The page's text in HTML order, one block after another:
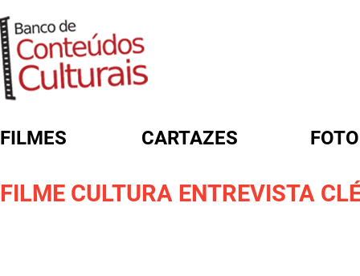
FILMES CARTAZES
FILME CULTURA ENTREVISTA
FORMULÁRIO DE BUSCA